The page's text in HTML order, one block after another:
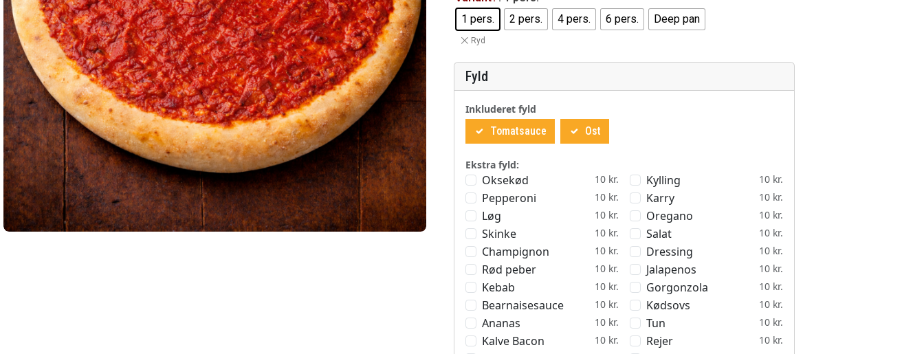
1 pers.
2 pers. 4 pers. 6 pers. Deep pan
Ryd